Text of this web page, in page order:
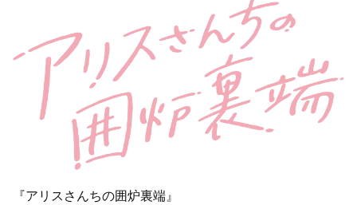
『アリスさんちの囲炉裏端』